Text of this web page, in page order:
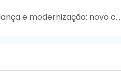
Apex conclui com sucesso a mudança e modernização: novo centro de produção impulsiona soluções globais de refrigeração comercial.